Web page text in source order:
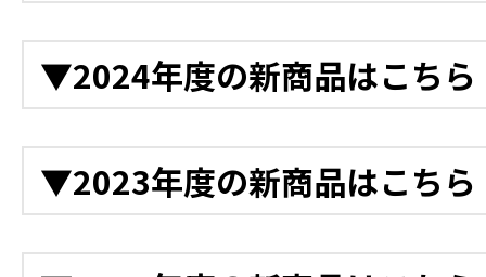
12月
衝突被害軽減アシスト装
後付け衝突軽減システム
ラ
▼2024年度の新商品はこちら
12月
電動バックホー
電動ドライコンプレッサ
▼2023年度の新商品はこちら
12月